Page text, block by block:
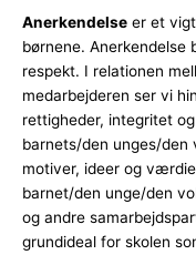
Anerkendelse er et
børnene. Anerkendelse
respekt. I relationen
medarbejderen ser vi
rettigheder, integritet
barnets/den unges/den
motiver, ideer og
barnet/den unge/den
og andre
grundideal for skolen